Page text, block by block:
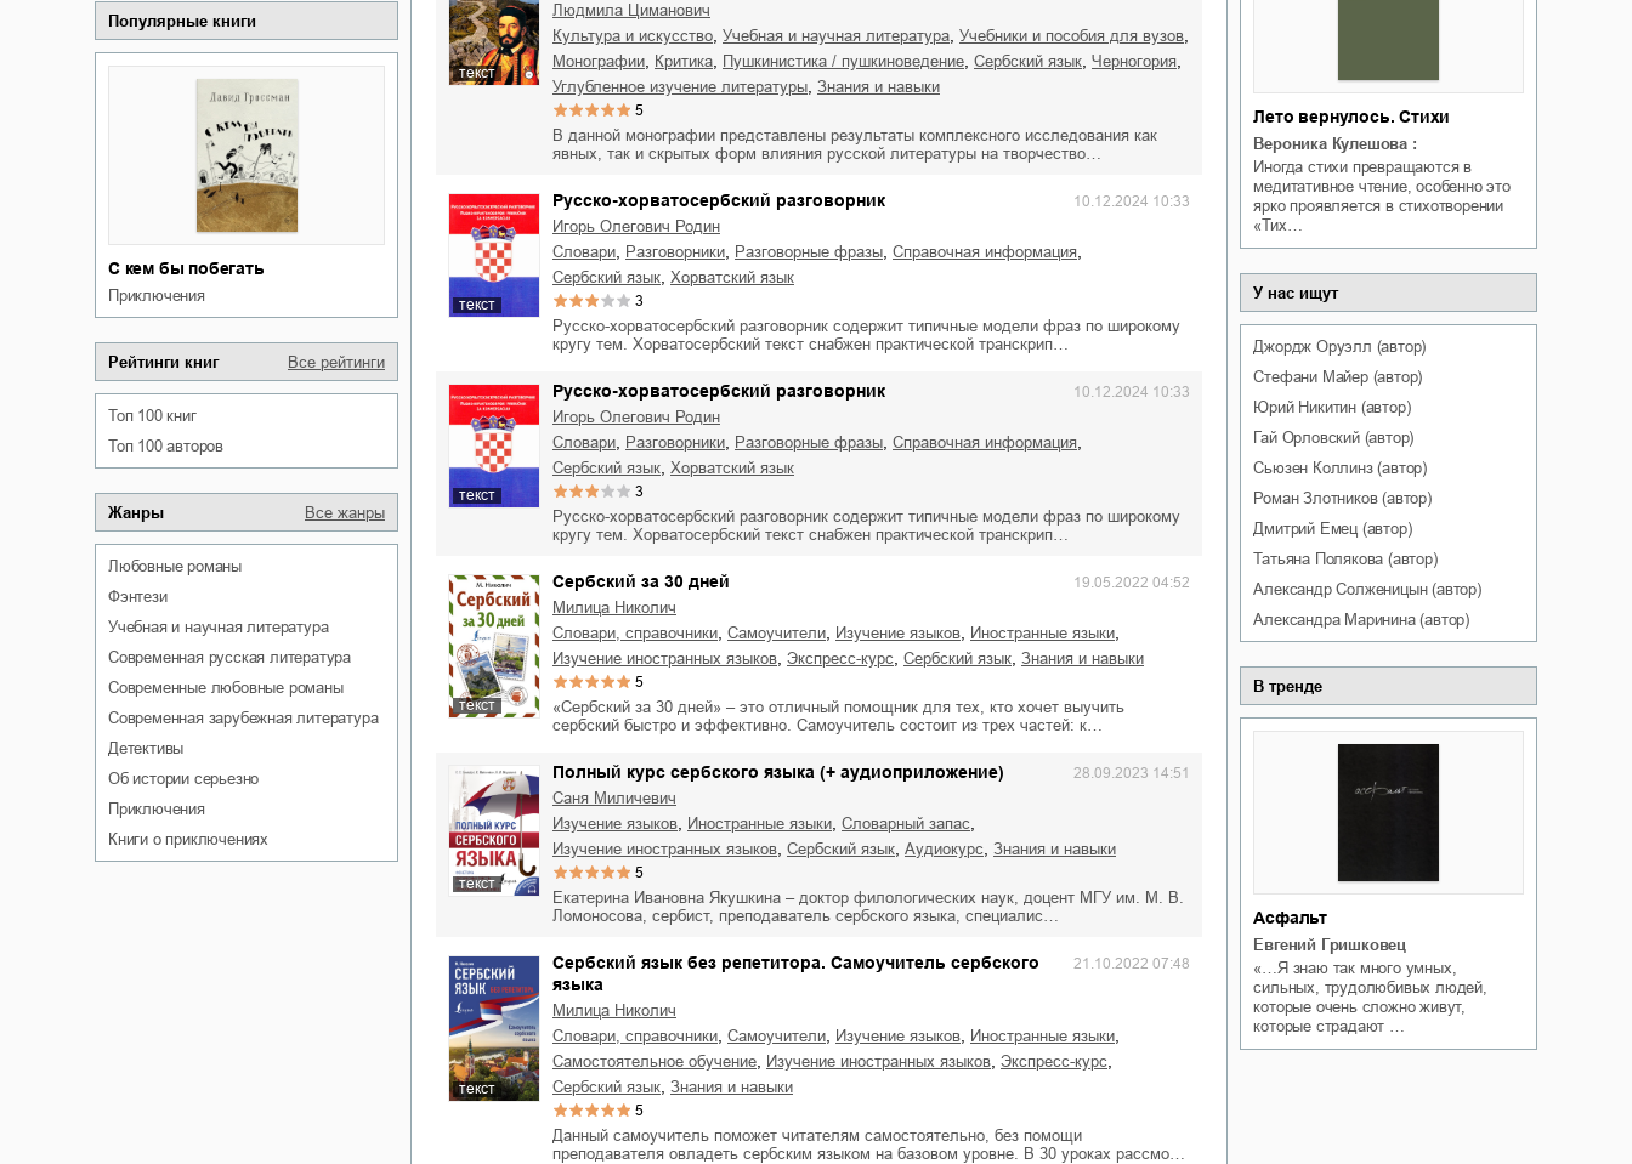
Популярные книги
С кем бы побегать
приключения
Рейтинги книг Все рейтинги
Топ 100 книг
Топ 100 авторов
Жанры Все жанры
любовные романы
фэнтези
учебная и научная литература
современная русская литература
современные любовные романы
современная зарубежная литература
детективы
об истории серьезно
приключения
книги о приключениях
текст
Людмила Циманович
культура и искусство
учебная и научная литература учебники и пособия для вузов
монографии критика пушкинистика / пушкиноведение сербский язык Черногория
углубленное изучение литературы знания и навыки
5
В данной монографии представлены результаты комплексного исследования как
явных, так и скрытых форм влияния русской литературы на творчество…
текст
Русско-хорватосербский разговорник 10.12.2024 10:33
Игорь Олегович Родин
словари
разговорники разговорные фразы справочная информация
сербский язык хорватский язык
3
Русско-хорватосербский разговорник содержит типичные модели фраз по широкому
кругу тем. Хорватосербский текст снабжен практической транскрип…
текст
Русско-хорватосербский разговорник 10.12.2024 10:33
Игорь Олегович Родин
словари
разговорники разговорные фразы справочная информация
сербский язык хорватский язык
3
Русско-хорватосербский разговорник содержит типичные модели фраз по широкому
кругу тем. Хорватосербский текст снабжен практической транскрип…
текст
Сербский за 30 дней 19.05.2022 04:52
Милица Николич
словари, справочники
самоучители изучение языков иностранные языки
изучение иностранных языков экспресс-курс сербский язык знания и навыки
5
«Сербский за 30 дней» – это отличный помощник для тех, кто хочет выучить
сербский быстро и эффективно. Самоучитель состоит из трех частей: к…
текст
Полный курс сербского языка (+ аудиоприложение) 28.09.2023 14:51
Саня Миличевич
изучение языков
иностранные языки словарный запас
изучение иностранных языков сербский язык аудиокурс знания и навыки
5
Екатерина Ивановна Якушкина – доктор филологических наук, доцент МГУ им. М. В.
Ломоносова, сербист, преподаватель сербского языка, специалис…
текст
Сербский язык без репетитора. Самоучитель сербского
языка
21.10.2022 07:48
Милица Николич
словари, справочники
самоучители изучение языков иностранные языки
самостоятельное обучение изучение иностранных языков экспресс-курс
сербский язык знания и навыки
5
Данный самоучитель поможет читателям самостоятельно, без помощи
преподавателя овладеть сербским языком на базовом уровне. В 30 уроках рассмо…
Лето вернулось. Стихи
Вероника Кулешова :
Иногда стихи превращаются в
медитативное чтение, особенно это
ярко проявляется в стихотворении
«Тих…
У нас ищут
Джордж Оруэлл (автор)
Стефани Майер(автор)
Юрий Никитин(автор)
Гай Орловский(автор)
Сьюзен Коллинз(автор)
Роман Злотников(автор)
Дмитрий Емец(автор)
Татьяна Полякова (автор)
Александр Солженицын(автор)
Александра Маринина(автор)
В тренде
Асфальт
Евгений Гришковец
«…Я знаю так много умных,
сильных, трудолюбивых людей,
которые очень сложно живут,
которые страдают …